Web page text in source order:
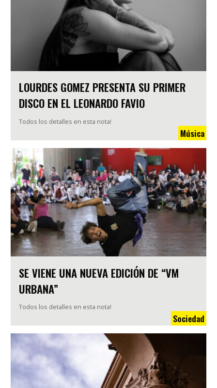
LOURDES GOMEZ PRESENTA SU PRIMER
DISCO EN EL LEONARDO FAVIO
Todos los detalles en esta nota!
Música
SE VIENE UNA NUEVA EDICIÓN DE “VM
URBANA”
Todos los detalles en esta nota!
Sociedad